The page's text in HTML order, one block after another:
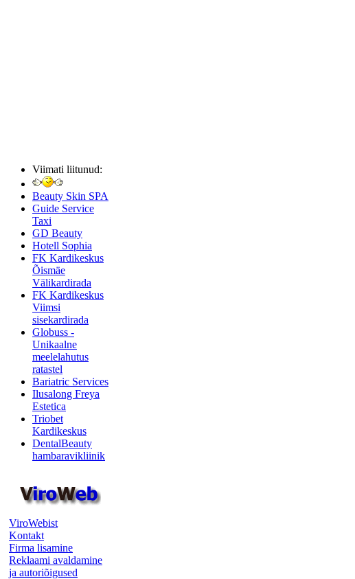
Viimati liitunud:
Beauty Skin SPA
Guide Service
Taxi
GD Beauty
Hotell Sophia
FK Kardikeskus
Õismäe
Välikardirada
FK Kardikeskus
Viimsi
sisekardirada
Globuss -
Unikaalne
meelelahutus
ratastel
Bariatric Services
Ilusalong Freya
Estetica
Triobet
Kardikeskus
DentalBeauty
hambaravikliinik
ViroWebist
Kontakt
Firma lisamine
Reklaami avaldamine
ja autoriõigused